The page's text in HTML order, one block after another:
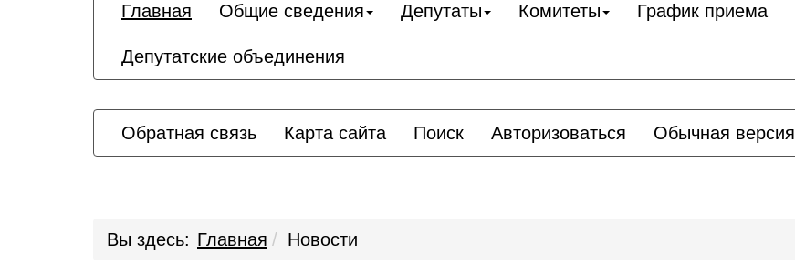
Главная Общие сведения Депутаты Комитеты График приема
Депутатские объединения
Обратная связь Карта сайта Поиск Авторизоваться Обычная версия
Вы здесь: Главная Новости